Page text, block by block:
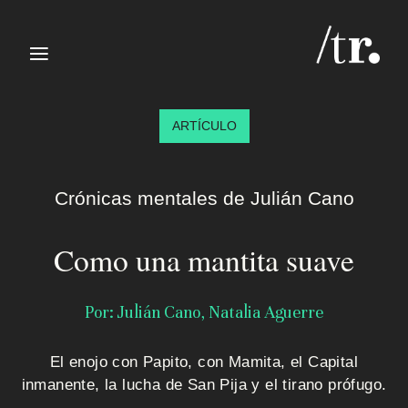
≡
I
c
ARTÍCULO
Crónicas mentales de Julián Cano
Como una mantita suave
Por: Julián Cano, Natalia Aguerre
El enojo con Papito, con Mamita, el Capital
inmanente, la lucha de San Pija y el tirano prófugo.